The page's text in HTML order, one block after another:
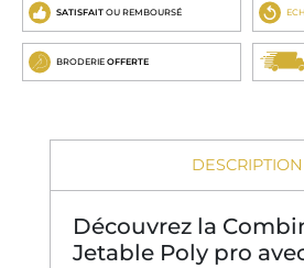
SATISFAIT OU REMBOURSÉ
BRODERIE OFFERTE
DESCRIPTION
Découvrez la
Jetable Poly pro